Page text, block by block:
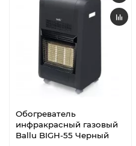
Обогреватель
инфракрасный газовый
Ballu BIGH-55 Черный